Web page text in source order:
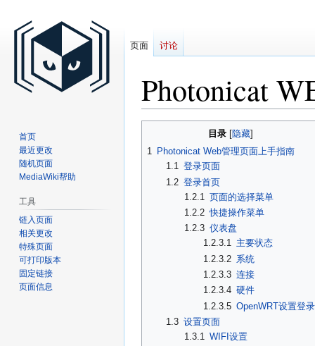
Photonicat
目录
1 Photonicat Web管理页面上手指南
1.1 登录页面
1.2 登录首页
1.2.1
页面的选择菜单
1.2.2 快捷操作菜单
1.2.3 仪表盘
1.2.3.1 主要状态
1.2.3.2 系统
1.2.3.3 连接
1.2.3.4 硬件
1.2.3.5 OpenWRT设置登录
1.3 设置页面
1.3.1 WIFI设置
页面 讨论
首页
最近更改
随机页面
MediaWiki帮助
工具
链入页面
相关更改
特殊页面
可打印版本
固定链接
页面信息